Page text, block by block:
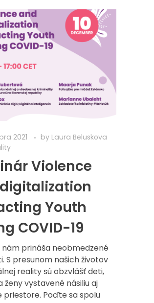
2021 by Laura Beluskova
Violence
Youth
COVID-19
prináša neobmedzené
S presunom našich životov
reality sú obzvlášť deti,
ženy vystavené násiliu aj
priestore. Poďte sa spolu